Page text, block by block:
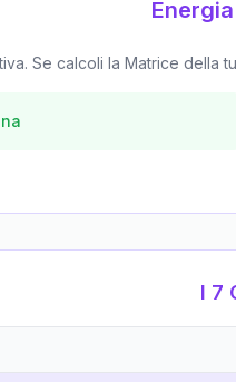
Se calcoli la Matrice
I 7